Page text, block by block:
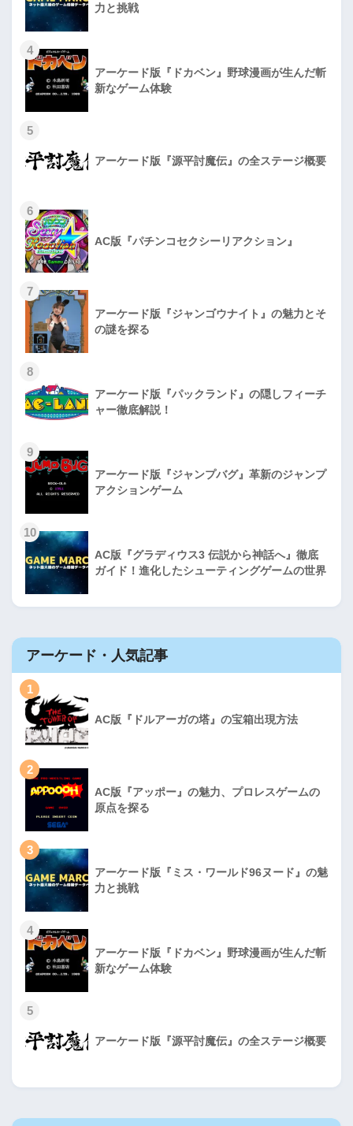
力と挑戦
4
アーケード版『ドカベン』野球漫画が生んだ斬
新なゲーム体験
5
アーケード版『源平討魔伝』の全ステージ概要
6
AC版『パチンコセクシーリアクション』
7
アーケード版『ジャンゴウナイト』の魅力とそ
の謎を探る
8
アーケード版『パックランド』の隠しフィーチ
ャー徹底解説！
9
アーケード版『ジャンプバグ』革新のジャンプ
アクションゲーム
10
AC版『グラディウス3 伝説から神話へ』徹底
ガイド！進化したシューティングゲームの世界
アーケード・人気記事
1
AC版『ドルアーガの塔』の宝箱出現方法
2
AC版『アッポー』の魅力、プロレスゲームの
原点を探る
3
アーケード版『ミス・ワールド96ヌード』の魅
力と挑戦
4
アーケード版『ドカベン』野球漫画が生んだ斬
新なゲーム体験
5
アーケード版『源平討魔伝』の全ステージ概要